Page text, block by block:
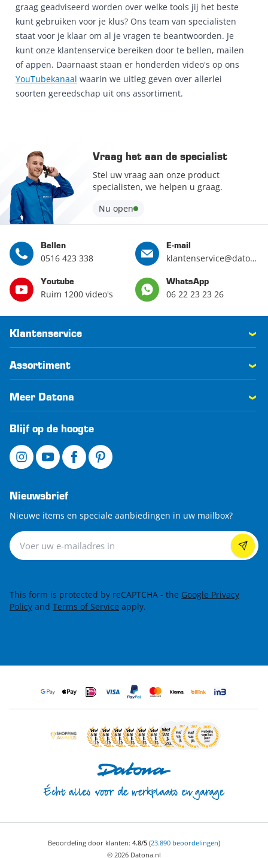
graag geadviseerd worden over welke tools jij het beste
kunt gebruiken voor je klus? Ons team van specialisten
staat voor je klaar om al je vragen te beantwoorden. Je
kunt onze klantenservice bereiken door te bellen, mailen
of appen. Daarnaast staan er honderden video's op ons
YouTubekanaal waarin we uitleg geven over allerlei
soorten gereedschap uit ons assortiment.
Vraag het aan de specialist
Stel uw vraag aan onze product
specialisten, we helpen u graag.
Nu open
Bellen
0516 423 338
E-mail
klantenservice@datona.nl
Youtube
Ruim 1200 video's
WhatsApp
06 22 23 23 26
Klantenservice
Assortiment
Meer Datona
Blijf op de hoogte
Nieuwsbrief
Nieuwe items en speciale aanbiedingen in uw mailbox?
Nieuwsbrief
This form is protected by reCAPTCHA - the Google Privacy
Policy and Terms of Service apply.
© 2026 Datona.nl
Beoordeling door klanten: 4.8/5 (23.890 beoordelingen)